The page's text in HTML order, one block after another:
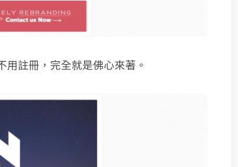
註冊，完全就是佛心來著。